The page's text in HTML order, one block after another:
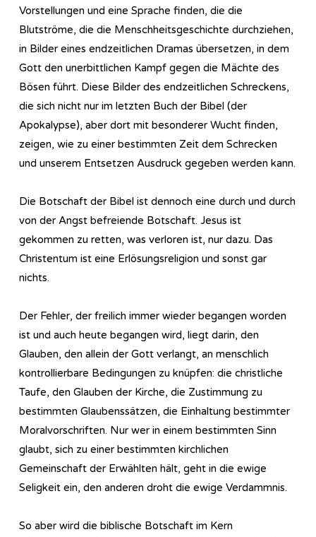
Vorstellungen und eine Sprache finden, die die
Blutströme, die die Menschheitsgeschichte durchziehen,
in Bilder eines endzeitlichen Dramas übersetzen, in dem
Gott den unerbittlichen Kampf gegen die Mächte des
Bösen führt. Diese Bilder des endzeitlichen Schreckens,
die sich nicht nur im letzten Buch der Bibel (der
Apokalypse), aber dort mit besonderer Wucht finden,
zeigen, wie zu einer bestimmten Zeit dem Schrecken
und unserem Entsetzen Ausdruck gegeben werden kann.
Die Botschaft der Bibel ist dennoch eine durch und durch
von der Angst befreiende Botschaft. Jesus ist
gekommen zu retten, was verloren ist, nur dazu. Das
Christentum ist eine Erlösungsreligion und sonst gar
nichts.
Der Fehler, der freilich immer wieder begangen worden
ist und auch heute begangen wird, liegt darin, den
Glauben, den allein der Gott verlangt, an menschlich
kontrollierbare Bedingungen zu knüpfen: die christliche
Taufe, den Glauben der Kirche, die Zustimmung zu
bestimmten Glaubenssätzen, die Einhaltung bestimmter
Moralvorschriften. Nur wer in einem bestimmten Sinn
glaubt, sich zu einer bestimmten kirchlichen
Gemeinschaft der Erwählten hält, geht in die ewige
Seligkeit ein, den anderen droht die ewige Verdammnis.
So aber wird die biblische Botschaft im Kern